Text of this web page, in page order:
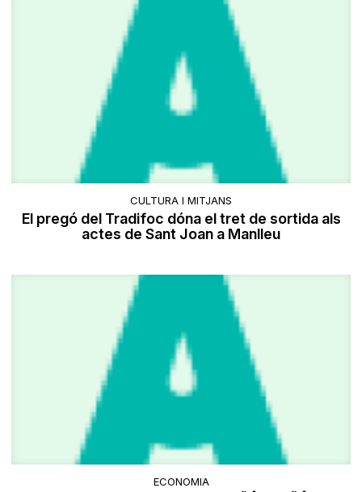
CULTURA I MITJANS
El pregó del Tradifoc dóna el tret de sortida als
actes de Sant Joan a Manlleu
ECONOMIA